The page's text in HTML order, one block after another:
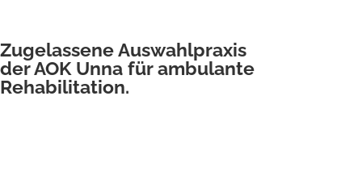
Zugelassene Auswahlpraxis
der AOK Unna für ambulante
Rehabilitation.